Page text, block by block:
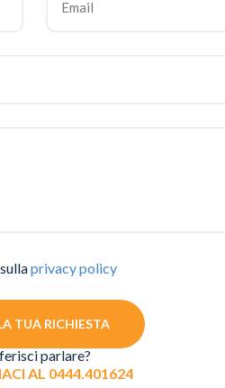
privacy policy
TUA RICHIESTA
parlare?
AL 0444.401624